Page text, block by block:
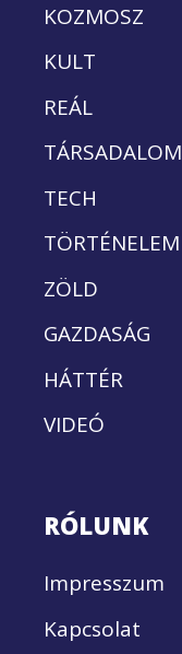
KOZMOSZ
KULT
REÁL
TÁRSADALOM
TECH
TÖRTÉNELEM
ZÖLD
GAZDASÁG
HÁTTÉR
VIDEÓ
RÓLUNK
Impresszum
Kapcsolat